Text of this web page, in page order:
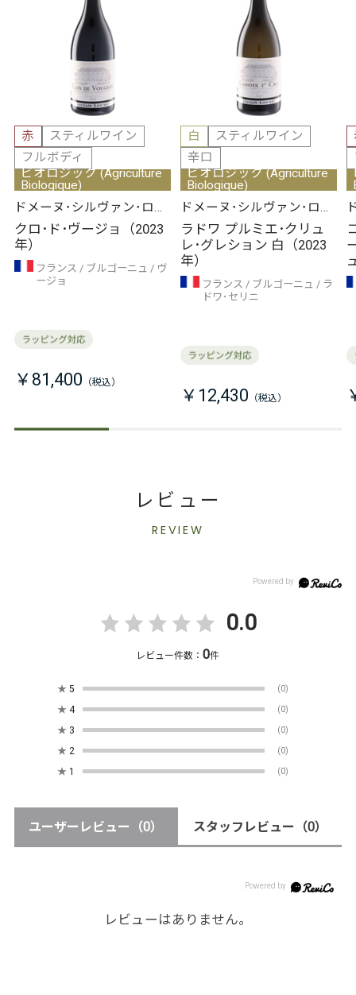
赤
スティルワイン
フルボディ
ビオロジック (Agriculture
Biologique)
ドメーヌ･シルヴァン･ロワ
シェ
クロ･ド･ヴージョ（2023
年）
フランス ブルゴーニュ
ヴ
ージョ
￥81,400
白
スティルワイン
辛口
ビオロジック (Agriculture
Biologique)
ドメーヌ･シルヴァン･ロワ
シェ
ラドワ プルミエ･クリュ
レ･グレション 白（2023
年）
フランス ブルゴーニュ
ラ
ドワ･セリニ
￥12,430
レビュー
REVIEW
0.0
レビュー件数：0件
★ 5 (0)
★ 4 (0)
★ 3 (0)
★ 2 (0)
★ 1 (0)
ユーザーレビュー （0） スタッフレビュー （0）
レビューはありません。